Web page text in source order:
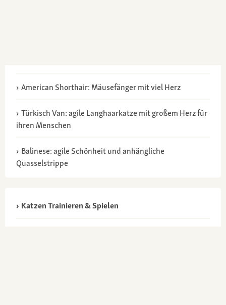
American Shorthair: Mäusefänger mit viel Herz
Türkisch Van: agile Langhaarkatze mit großem Herz für
ihren Menschen
Balinese: agile Schönheit und anhängliche
Quasselstrippe
Katzen Trainieren & Spielen